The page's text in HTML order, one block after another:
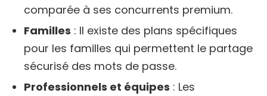
comparée à ses concurrents premium.
Familles : Il existe des plans spécifiques
pour les familles qui permettent le partage
sécurisé des mots de passe.
Professionnels et équipes : Les